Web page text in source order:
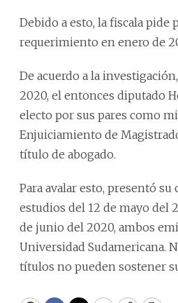
Debido a esto, la fiscala pide
requerimiento en enero de
De acuerdo a la
2020, el entonces diputado
electo por sus pares como
Enjuiciamiento de
título de abogado.
Para avalar esto, presentó su
estudios del 12 de mayo del
de junio del 2020, ambos
Universidad Sudamericana.
títulos no pueden sostener